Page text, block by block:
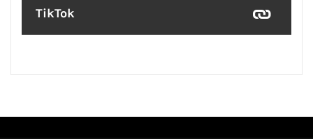
TikTok